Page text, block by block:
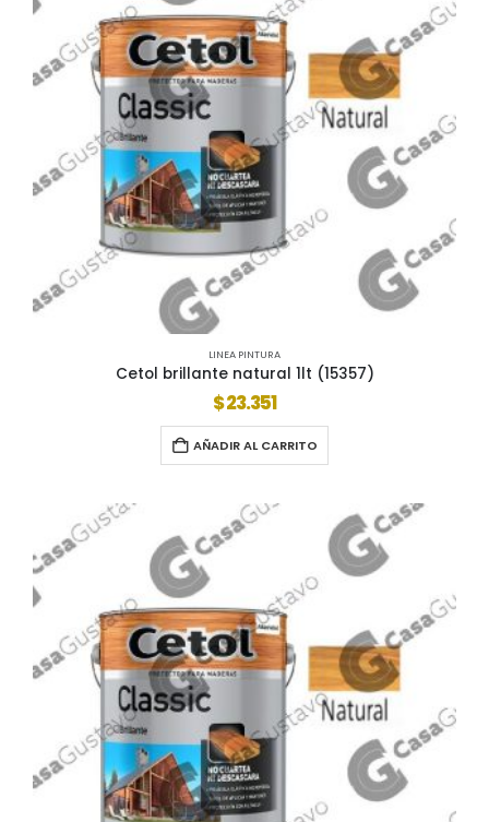
LINEA PINTURA
Cetol brillante natural 1lt (15357)
$23.351
AÑADIR AL CARRITO